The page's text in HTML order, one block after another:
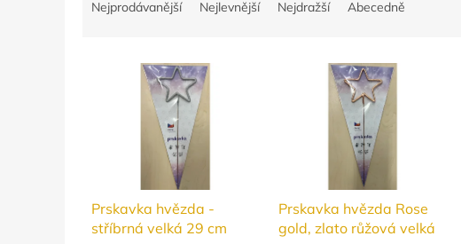
Nejprodávanější Nejlevnější Nejdražší Abecedně
Prskavka hvězda -
stříbrná velká 29 cm
Prskavka hvězda Rose
gold, zlato růžová velká